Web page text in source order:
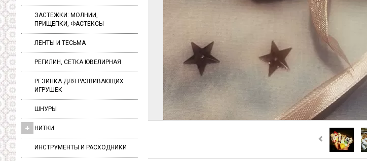
ЗАСТЕЖКИ: МОЛНИИ,
ПРИЩЕПКИ, ФАСТЕКСЫ
ЛЕНТЫ И ТЕСЬМА
РЕГИЛИН, СЕТКА ЮВЕЛИРНАЯ
РЕЗИНКА ДЛЯ РАЗВИВАЮЩИХ
ИГРУШЕК
ШНУРЫ
НИТКИ
ИНСТРУМЕНТЫ И РАСХОДНИКИ